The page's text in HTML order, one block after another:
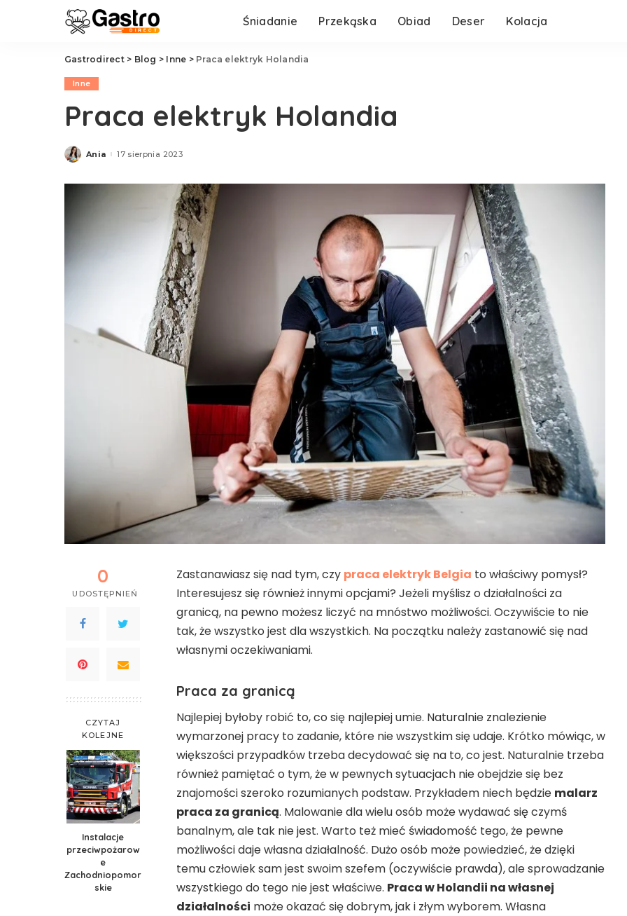
Śniadanie Przekąska Obiad Deser Kolacja
Gastrodirect> Blog > Inne > Praca elektryk Holandia
Inne
Praca elektryk Holandia
Posted
Ania 17 sierpnia 2023
0
UDOSTĘPNIEŃ
CZYTAJ
KOLEJNE
Instalacje
przeciwpożarow
e
Zachodniopomor
skie
Zastanawiasz się nad tym, czy praca elektryk Belgia to właściwy pomysł?
Interesujesz się również innymi opcjami? Jeżeli myślisz o działalności za
granicą, na pewno możesz liczyć na mnóstwo możliwości. Oczywiście to nie
tak, że wszystko jest dla wszystkich. Na początku należy zastanowić się nad
własnymi oczekiwaniami.
Praca za granicą
Najlepiej byłoby robić to, co się najlepiej umie. Naturalnie znalezienie
wymarzonej pracy to zadanie, które nie wszystkim się udaje. Krótko mówiąc, w
większości przypadków trzeba decydować się na to, co jest. Naturalnie trzeba
również pamiętać o tym, że w pewnych sytuacjach nie obejdzie się bez
znajomości szeroko rozumianych podstaw. Przykładem niech będzie malarz
praca za granicą. Malowanie dla wielu osób może wydawać się czymś
banalnym, ale tak nie jest. Warto też mieć świadomość tego, że pewne
możliwości daje własna działalność. Dużo osób może powiedzieć, że dzięki
temu człowiek sam jest swoim szefem (oczywiście prawda), ale sprowadzanie
wszystkiego do tego nie jest właściwe. Praca w Holandii na własnej
działalności może okazać się dobrym, jak i złym wyborem. Własna